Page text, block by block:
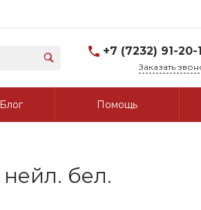
+7 (7232) 91-20-
г. Усть-Каменогорск,
Заказать
Блог Помощь
бел.